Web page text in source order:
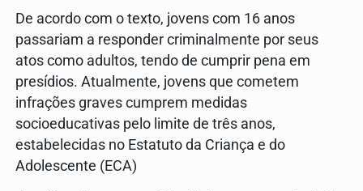
De acordo com o texto, jovens com 16 anos
passariam a responder criminalmente por seus
atos como adultos, tendo de cumprir pena em
presídios. Atualmente, jovens que cometem
infrações graves cumprem medidas
socioeducativas pelo limite de três anos,
estabelecidas no Estatuto da Criança e do
Adolescente (ECA)